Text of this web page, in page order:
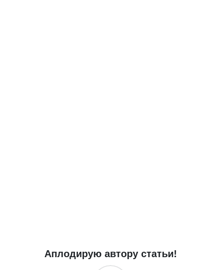
Аплодирую автору статьи!